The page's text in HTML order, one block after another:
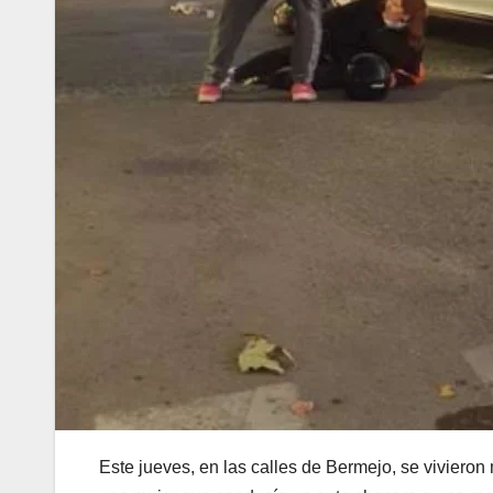
Este jueves, en las calles de Bermejo, se